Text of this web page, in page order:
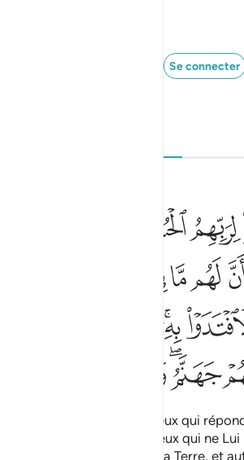
Se connecter
: Muhammad
والذين لم يستجيبوا له لو ان لهم ما في
ٱلْحُسْنَىٰ ۚ وَٱلَّذِينَ لَمْ يَسْتَجِيبُوا۟ﳒﳓﳔ
ﳛﳜﳝ
ﳣﳤ
ﳪﳫﳬ
La meilleur [fin] est pour ceux qui
leur Seigneur. Et quant à ceux qui ne
avaient tout ce qui est sur la Terre, et